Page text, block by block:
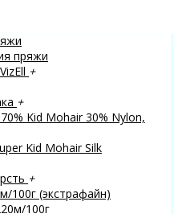
пряжи
+
+
Kid Mohair 30% Nylon,
Kid Mohair Silk
+
(экстрафайн)
100г